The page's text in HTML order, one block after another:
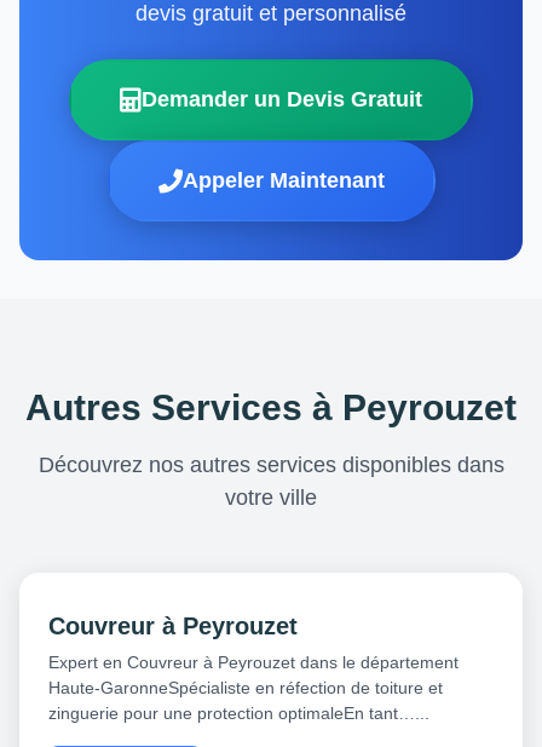
devis gratuit et personnalisé
Demander un Devis Gratuit
Appeler Maintenant
Autres Services à Peyrouzet
Découvrez nos autres services disponibles dans
votre ville
Couvreur à Peyrouzet
Expert en Couvreur à Peyrouzet dans le département
Haute-GaronneSpécialiste en réfection de toiture et
zinguerie pour une protection optimaleEn tant…...